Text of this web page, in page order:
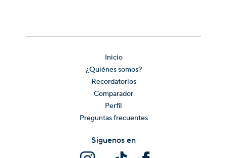
Inicio
¿Quiénes somos?
Recordatorios
Comparador
Perfil
Preguntas frecuentes
Síguenos en